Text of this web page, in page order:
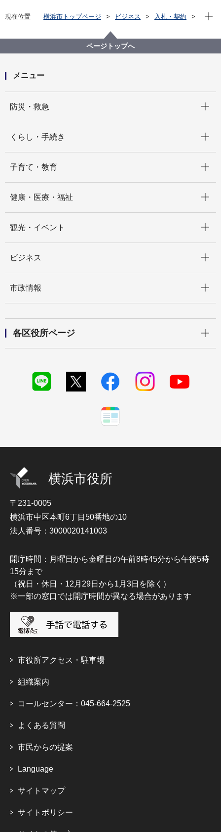
現在位置 横浜市トップページ ビジネス
入札・契約
【入札結果掲載】【公募型指名競争入札】横浜市鶴見
スポーツセンター裏駐輪場不陸整正委託
現在
ページトップへ
メニュー
防災・救急
くらし・手続き
子育て・教育
健康・医療・福祉
観光・イベント
ビジネス
市政情報
各区役所ページ
横浜市役所
〒231-0005
横浜市中区本町6丁目50番地の10
法人番号：3000020141003
開庁時間：月曜日から金曜日の午前8時45分から午後5時
15分まで
（祝日・休日・12月29日から1月3日を除く）
※一部の窓口では開庁時間が異なる場合があります
市役所アクセス・駐車場
組織案内
コールセンター：045-664-2525
よくある質問
市民からの提案
Language
サイトマップ
サイトポリシー